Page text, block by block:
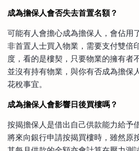
成為擔保人會否失去首置名額？
可能有人會擔心成為擔保人，會佔用
非首置人士買入物業，需要支付雙倍
度，看的是樓契，只要物業的擁有者
並沒有持有物業，與你有否成為擔保
花稅事宜。
成為擔保人會影響日後買樓嗎？
按揭擔保人是借出自己供款能力給予
將來向銀行申請按揭買樓時，雖然原